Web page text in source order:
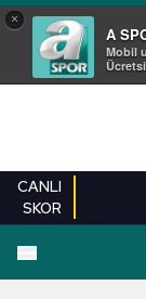
×
A
Mobil
CANLI
SKOR
EN YENILER